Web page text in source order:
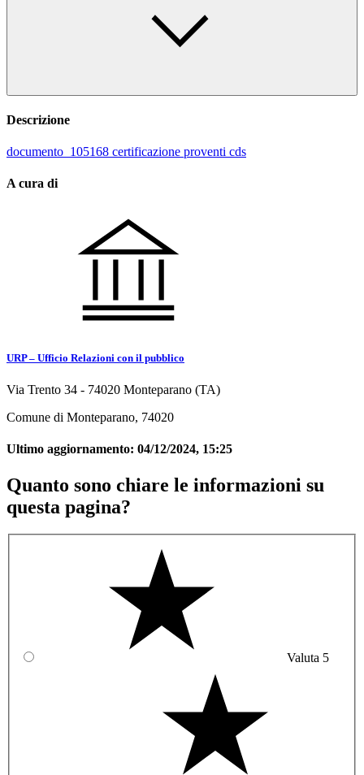
Descrizione
documento_105168 certificazione proventi cds
A cura di
URP – Ufficio Relazioni con il pubblico
Via Trento 34 - 74020 Monteparano (TA)
Comune di Monteparano, 74020
Ultimo aggiornamento: 04/12/2024, 15:25
Quanto sono chiare le informazioni su
questa pagina?
Valuta 5